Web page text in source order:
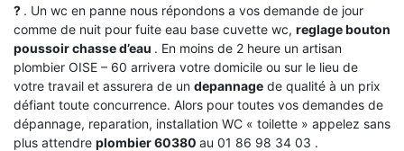
? . Un wc en panne nous répondons a vos demande de jour
comme de nuit pour fuite eau base cuvette wc, reglage bouton
poussoir chasse d’eau . En moins de 2 heure un artisan
plombier OISE – 60 arrivera votre domicile ou sur le lieu de
votre travail et assurera de un depannage de qualité à un prix
défiant toute concurrence. Alors pour toutes vos demandes de
dépannage, reparation, installation WC « toilette » appelez sans
plus attendre plombier 60380 au 01 86 98 34 03 .